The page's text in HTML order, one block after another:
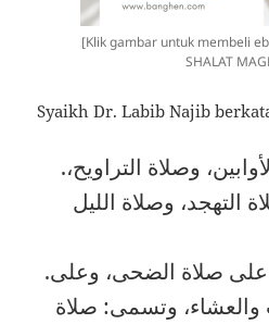
[Klik gambar untuk membeli
SHALAT
Syaikh Dr. Labib Najib
.الفرق بين: صلاة الأوابين، وصلاة التراويح،
التهجد، وصلاة الليل
.صلاة الأوابين تطلق على صلاة الضحى، وعلى
والعشاء، وتسمى: صلاة